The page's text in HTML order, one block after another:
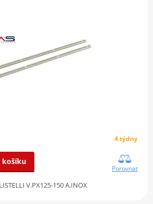
4 týdny
košíku
Porovnat
V.PX125-150 A.INOX